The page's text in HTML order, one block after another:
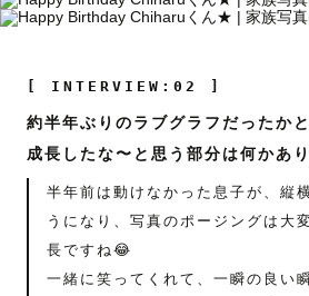
[ INTERVIEW:02 ]
約半年ぶりのラブグラフだったか
成長したな〜と思う部分は何かあ
半年前は動けなかった息子が、縦
うになり、写真のポージングは大
長ですね😂
一緒に笑ってくれて、一瞬の良い